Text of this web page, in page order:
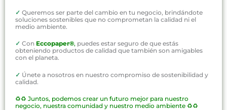
✓ Queremos ser parte del cambio en tu negocio, brindándote
soluciones sostenibles que no comprometan la calidad ni el
medio ambiente.
✓ Con Eccopaper®, puedes estar seguro de que estás
obteniendo productos de calidad que también son amigables
con el planeta.
✓ Únete a nosotros en nuestro compromiso de sostenibilidad y
calidad.
♻️♻️ Juntos, podemos crear un futuro mejor para nuestro
negocio, nuestra comunidad y nuestro medio ambiente ♻️♻️